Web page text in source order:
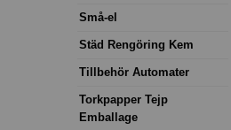
Små-el
Städ Rengöring Kem
Tillbehör Automater
Torkpapper Tejp
Emballage